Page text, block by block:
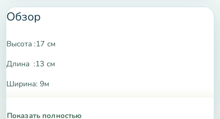
Обзор
Высота :17 см
Длина :13 см
Ширина: 9м
Показать полностью